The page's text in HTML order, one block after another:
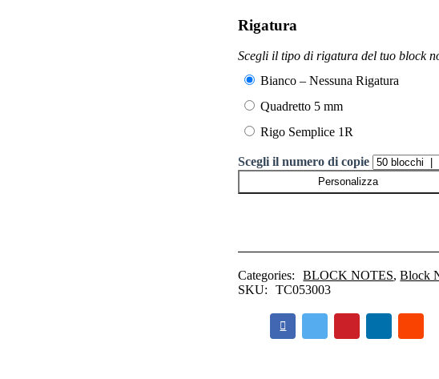
Rigatura
Scegli il tipo di rigatura del tuo block
Bianco – Nessuna Rigatura
Quadretto 5 mm
Rigo Semplice 1R
Scegli il numero di copie
Personalizza
Categories: BLOCK NOTES,Block
SKU:
TC053003